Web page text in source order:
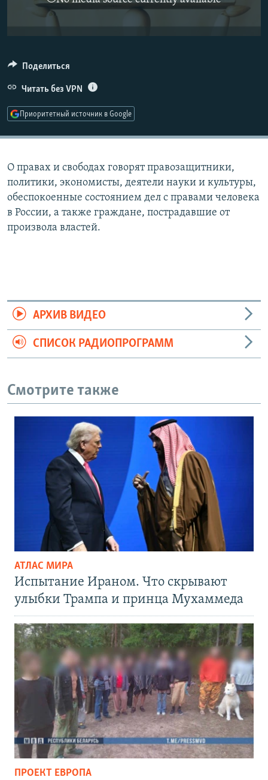
РАСПИСАНИЕ ВЕЩАНИЯ
СОЦИАЛЬНЫЕ СЕТИ
Поделиться
Читать без VPN
Приоритетный источник в Google
О правах и свободах говорят правозащитники,
политики, экономисты, деятели науки и культуры,
обеспокоенные состоянием дел с правами человека
в России, а также граждане, пострадавшие от
произвола властей.
АРХИВ ВИДЕО
СПИСОК РАДИОПРОГРАММ
Смотрите также
АТЛАС МИРА
Испытание Ираном. Что скрывают
улыбки Трампа и принца Мухаммеда
ПРОЕКТ ЕВРОПА